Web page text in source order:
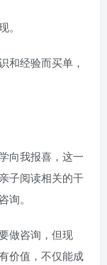
和经验而买单，
向我报喜，这一
子阅读相关的干
。
做咨询，但现
价值，不仅能成